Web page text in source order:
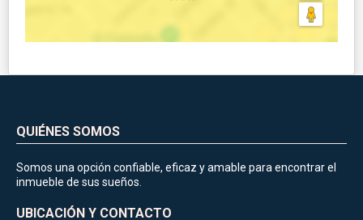
QUIÉNES SOMOS
Somos una opción confiable, eficaz y amable para encontrar el
inmueble de sus sueños.
UBICACIÓN Y CONTACTO